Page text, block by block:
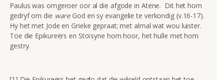
Paulus was omgeroer oor al die afgode in Atene. Dit het hom
gedryf om die ware God en sy evangelie te verkondig (v.16-17).
Hy het met Jode en Grieke gepraat; met almal wat wou luister.
Toe die Epikureërs en Stoïsyne hom hoor, het hulle met hom
gestry.